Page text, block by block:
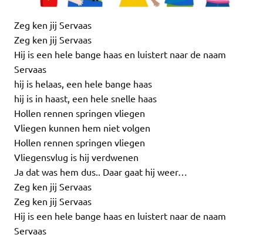
Zeg ken jij Servaas
Zeg ken jij Servaas
Hij is een hele bange haas en luistert naar de naam
Servaas
hij is helaas, een hele bange haas
hij is in haast, een hele snelle haas
Hollen rennen springen vliegen
Vliegen kunnen hem niet volgen
Hollen rennen springen vliegen
Vliegensvlug is hij verdwenen
Ja dat was hem dus.. Daar gaat hij weer…
Zeg ken jij Servaas
Zeg ken jij Servaas
Hij is een hele bange haas en luistert naar de naam
Servaas